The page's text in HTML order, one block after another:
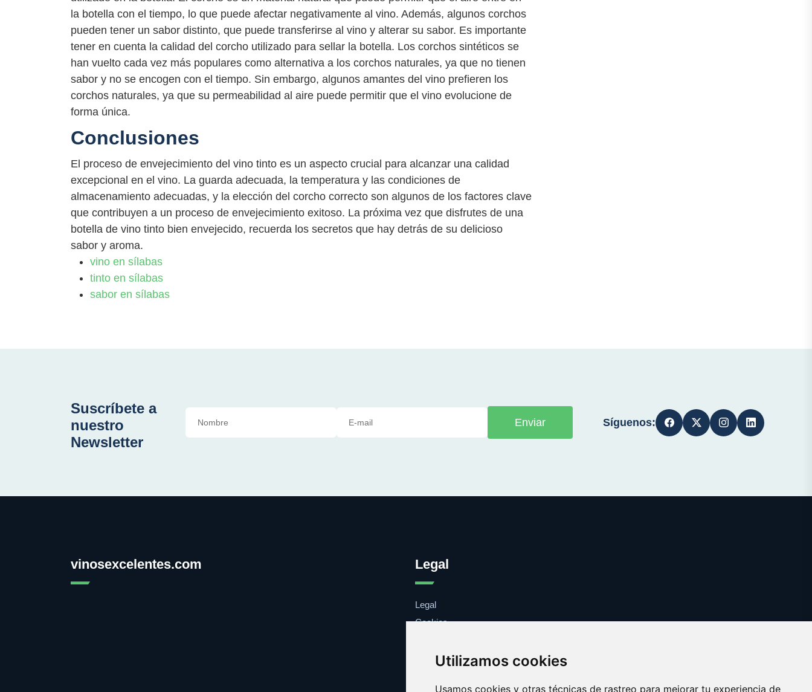
Utilizamos cookies
Usamos cookies y otras técnicas de rastreo para mejorar tu experiencia de
la botella con el tiempo, lo que puede afectar negativamente al vino. Además, algunos corchos
pueden tener un sabor distinto, que puede transferirse al vino y alterar su sabor. Es importante
tener en cuenta la calidad del corcho utilizado para sellar la botella. Los corchos sintéticos se
han vuelto cada vez más populares como alternativa a los corchos naturales, ya que no tienen
sabor y no se encogen con el tiempo. Sin embargo, algunos amantes del vino prefieren los
corchos naturales, ya que su permeabilidad al aire puede permitir que el vino evolucione de
forma única.
Conclusiones
El proceso de envejecimiento del vino tinto es un aspecto crucial para alcanzar una calidad
excepcional en el vino. La guarda adecuada, la temperatura y las condiciones de
almacenamiento adecuadas, y la elección del corcho correcto son algunos de los factores clave
que contribuyen a un proceso de envejecimiento exitoso. La próxima vez que disfrutes de una
botella de vino tinto bien envejecido, recuerda los secretos que hay detrás de su delicioso
sabor y aroma.
vino en sílabas
tinto en sílabas
sabor en sílabas
Suscríbete a
nuestro
Newsletter
Enviar Síguenos:
vinosexcelentes.com Legal
Legal
Cookies